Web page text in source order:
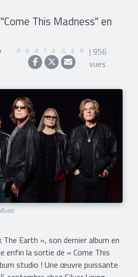
This Madness" en
PARTAGER | 956
vues
Earth », son dernier album en
enfin la sortie de « Come This
studio ! Une œuvre puissante